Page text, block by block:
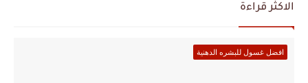
الاكثر قراءة
افضل غسول للبشره الدهنية